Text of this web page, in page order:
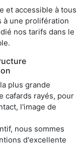
et accessible à tous
une prolifération
nos tarifs dans le
plus grande
cafards rayés, pour
l'image de
nous sommes
d'excellente